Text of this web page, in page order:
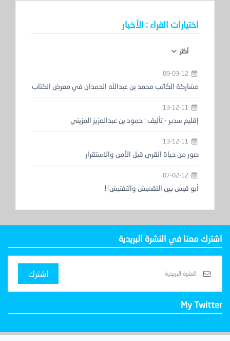
اختيارات القراء : الأخبار
أكثر
مشاركة الكاتب محمد بن عبدالله الحمدان في معرض الكتاب
إقليم سدير - تأليف : حمود بن عبدالعزيز المزيني
صور من حياة القرى قبل الأمن والاستقرار
أبو قيس بين التقميش والتفتيش!!
اشترك معنا في النشرة البريدية
اشترك
My Twitter